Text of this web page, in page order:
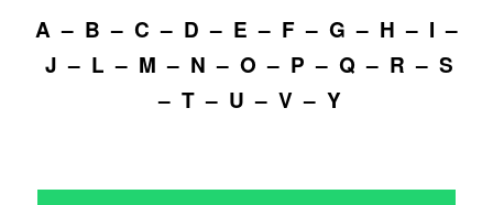
A – B – C – D – E – F – G – H – I –
J – L – M – N – O – P – Q – R – S
– T– U – V– Y